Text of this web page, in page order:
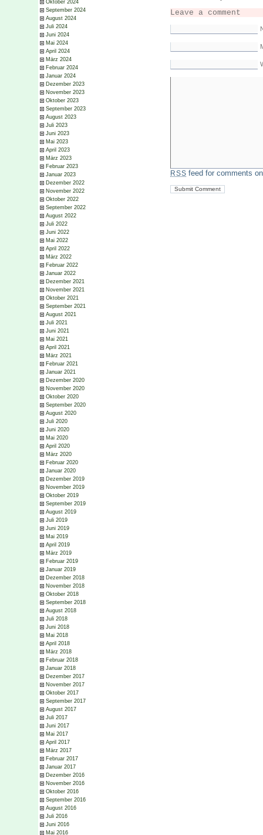
Oktober 2024
September 2024
August 2024
Juli 2024
Juni 2024
Mai 2024
April 2024
März 2024
Februar 2024
Januar 2024
Dezember 2023
November 2023
Oktober 2023
September 2023
August 2023
Juli 2023
Juni 2023
Mai 2023
April 2023
März 2023
Februar 2023
Januar 2023
Dezember 2022
November 2022
Oktober 2022
September 2022
August 2022
Juli 2022
Juni 2022
Mai 2022
April 2022
März 2022
Februar 2022
Januar 2022
Dezember 2021
November 2021
Oktober 2021
September 2021
August 2021
Juli 2021
Juni 2021
Mai 2021
April 2021
März 2021
Februar 2021
Januar 2021
Dezember 2020
November 2020
Oktober 2020
September 2020
August 2020
Juli 2020
Juni 2020
Mai 2020
April 2020
März 2020
Februar 2020
Januar 2020
Dezember 2019
November 2019
Oktober 2019
September 2019
August 2019
Juli 2019
Juni 2019
Mai 2019
April 2019
März 2019
Februar 2019
Januar 2019
Dezember 2018
November 2018
Oktober 2018
September 2018
August 2018
Juli 2018
Juni 2018
Mai 2018
April 2018
März 2018
Februar 2018
Januar 2018
Dezember 2017
November 2017
Oktober 2017
September 2017
August 2017
Juli 2017
Juni 2017
Mai 2017
April 2017
März 2017
Februar 2017
Januar 2017
Dezember 2016
November 2016
Oktober 2016
September 2016
August 2016
Juli 2016
Juni 2016
Mai 2016
Leave a comment
RSS feed for comments